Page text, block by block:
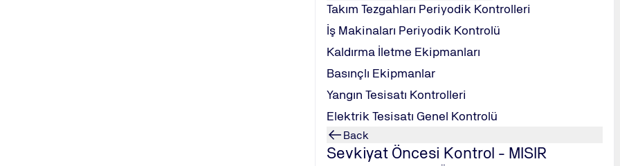
Takım Tezgahları Periyodik Kontrolleri
İş Makinaları Periyodik Kontrolü
Kaldırma İletme Ekipmanları
Basınçlı Ekipmanlar
Yangın Tesisatı Kontrolleri
Elektrik Tesisatı Genel Kontrolü
Back
Sevkiyat Öncesi Kontrol - MISIR
TÜV NORD Turkey Teknik Kontrol ve Belgelendirme A.Ş. ⋅ Şehit Mehmet Fatih Öngül Sokak, No: 5 ⋅ Odak Plaza, Kat: 4, ⋅ 34742 Kadıköy/